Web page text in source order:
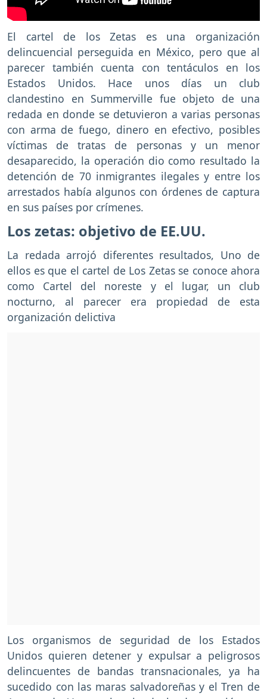
El cartel de los Zetas es una organización
delincuencial perseguida en México, pero que al
parecer también cuenta con tentáculos en los
Estados Unidos. Hace unos días un club
clandestino en Summerville fue objeto de una
redada en donde se detuvieron a varias personas
con arma de fuego, dinero en efectivo, posibles
víctimas de tratas de personas y un menor
desaparecido, la operación dio como resultado la
detención de 70 inmigrantes ilegales y entre los
arrestados había algunos con órdenes de captura
en sus países por crímenes.
Los zetas: objetivo de EE.UU.
La redada arrojó diferentes resultados, Uno de
ellos es que el cartel de Los Zetas se conoce ahora
como Cartel del noreste y el lugar, un club
nocturno, al parecer era propiedad de esta
organización delictiva
Los organismos de seguridad de los Estados
Unidos quieren detener y expulsar a peligrosos
delincuentes de bandas transnacionales, ya ha
sucedido con las maras salvadoreñas y el Tren de